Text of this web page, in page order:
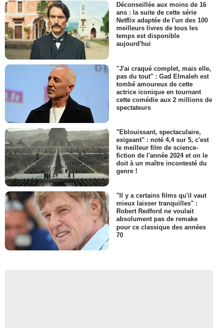
Déconseillée aux moins de 16
ans : la suite de cette série
Netflix adaptée de l'un des 100
meilleurs livres de tous les
temps est disponible
aujourd'hui
"J'ai craqué complet, mais elle,
pas du tout" : Gad Elmaleh est
tombé amoureux de cette
actrice iconique en tournant
cette comédie aux 2 millions de
spectateurs
"Eblouissant, spectaculaire,
exigeant" : noté 4,4 sur 5, c'est
le meilleur film de science-
fiction de l'année 2024 et on le
doit à un maître incontesté du
genre !
"Il y a certains films qu'il vaut
mieux laisser tranquilles" :
Robert Redford ne voulait
absolument pas de remake
pour ce classique des années
70